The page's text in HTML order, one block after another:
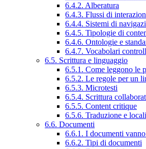
6.4.2. Alberatura
6.4.3. Flussi di
6.4.4. Sistemi di
6.4.5. Tipologie di
6.4.6. Ontologie e
6.4.7. Vocabolari
6.5. Scrittura e linguaggio
6.5.1. Come leggono le
6.5.2. Le regole per un
6.5.3. Microtesti
6.5.4. Scrittura
6.5.5. Content critique
6.5.6. Traduzione e
6.6. Documenti
6.6.1. I documenti
6.6.2. Tipi di documenti